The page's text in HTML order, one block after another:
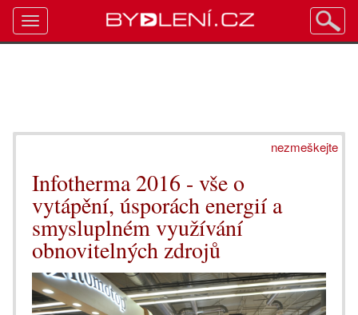
nezmeškejte
Infotherma 2016 - vše o
vytápění, úsporách energií a
smysluplném využívání
obnovitelných zdrojů
Toggle
navigation